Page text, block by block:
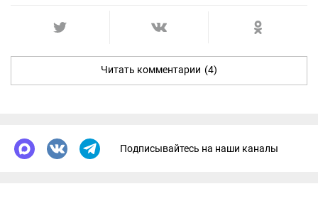
Читать комментарии (4)
Подписывайтесь на наши каналы